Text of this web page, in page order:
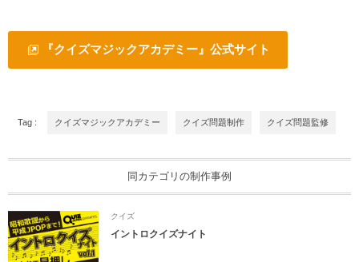
『クイズマジックアカデミー』公式サイト
Tag : クイズマジックアカデミー クイズ問題制作 クイズ問題監修
同カテゴリの制作事例
クイズ
イントロクイズナイト